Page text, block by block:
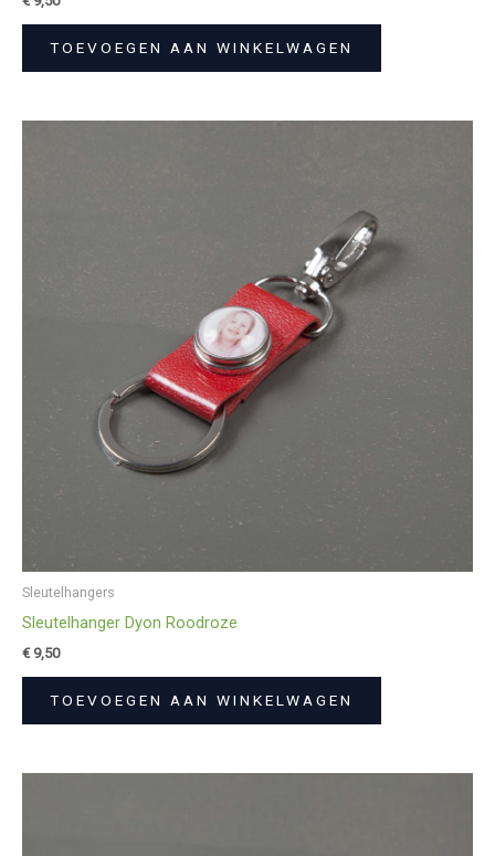
TOEVOEGEN AAN WINKELWAGEN
Sleutelhangers
Sleutelhanger Dyon Roodroze
€9,50
TOEVOEGEN AAN WINKELWAGEN